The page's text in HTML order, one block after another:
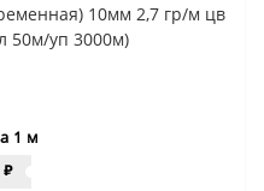
10мм 2,7 гр/м цв
50м/уп 3000м)
1 м
₽